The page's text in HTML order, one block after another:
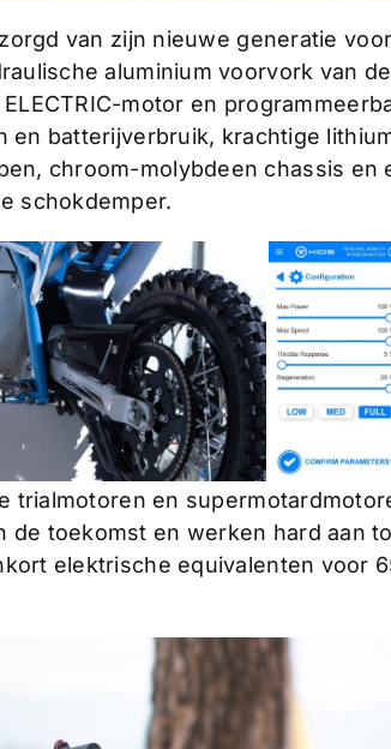
van zijn nieuwe generatie
aluminium voorvork van
ELECTRIC-motor en
en batterijverbruik, krachtige
chroom-molybdeen chassis en
schokdemper.
trialmotoren en
de toekomst en werken hard aan
elektrische equivalenten voor